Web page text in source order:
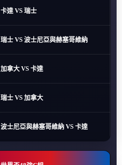
卡達 VS 瑞士
瑞士 VS 波士尼亞與赫塞哥維納
加拿大 VS 卡達
瑞士 VS 加拿大
波士尼亞與赫塞哥維納 VS 卡達